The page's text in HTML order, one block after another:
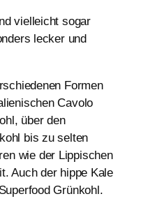
vielleicht sogar
lecker und
Formen
Cavolo
über den
bis zu selten
wie der Lippischen
Auch der hippe Kale
Grünkohl.